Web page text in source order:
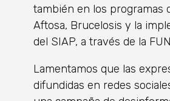
también en los programas
Aftosa, Brucelosis y la
del SIAP, a través de la
Lamentamos que las
difundidas en redes